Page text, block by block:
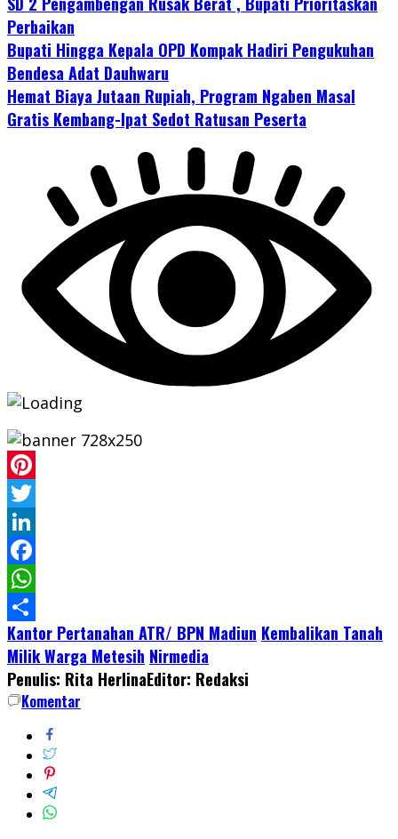
Perbaikan
Bupati Hingga Kepala OPD Kompak Hadiri Pengukuhan
Bendesa Adat Dauhwaru
Hemat Biaya Jutaan Rupiah, Program Ngaben Masal
Gratis Kembang-Ipat Sedot Ratusan Peserta
Pinterest
Twitter
LinkedIn
Facebook
WhatsApp
Share
Kantor Pertanahan ATR/ BPN Madiun Kembalikan Tanah
Milik Warga Metesih Nirmedia
Penulis: Rita HerlinaEditor: Redaksi
Komentar